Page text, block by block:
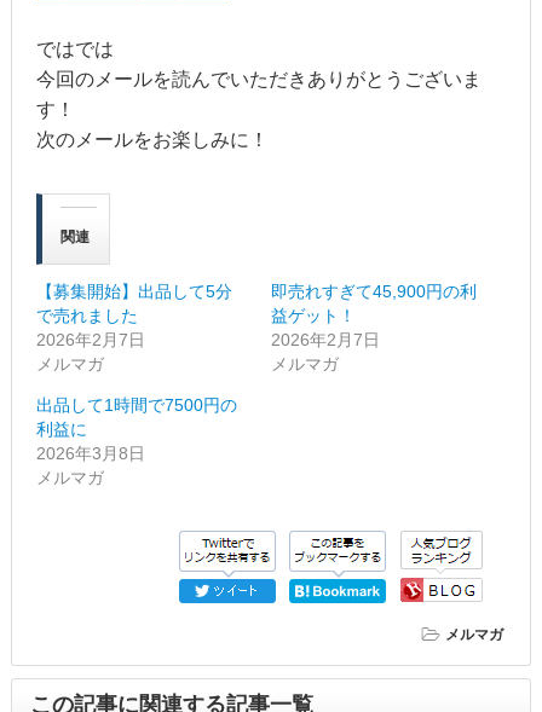
ではでは
今回のメールを読んでいただきありがとうございま
す！
次のメールをお楽しみに！
関連
【募集開始】出品して5分
で売れました
2026年2月7日
メルマガ
即売れすぎて45,900円の利
益ゲット！
2026年2月7日
メルマガ
出品して1時間で7500円の
利益に
2026年3月8日
メルマガ
メルマガ
この記事に関連する記事一覧